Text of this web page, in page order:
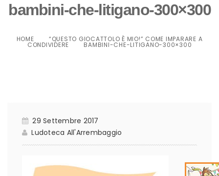
bambini-che-litigano-300×300
HOME “QUESTO GIOCATTOLO È MIO!” COME IMPARARE A
CONDIVIDERE BAMBINI-CHE-LITIGANO-300×300
29 Settembre 2017
Ludoteca All'Arrembaggio